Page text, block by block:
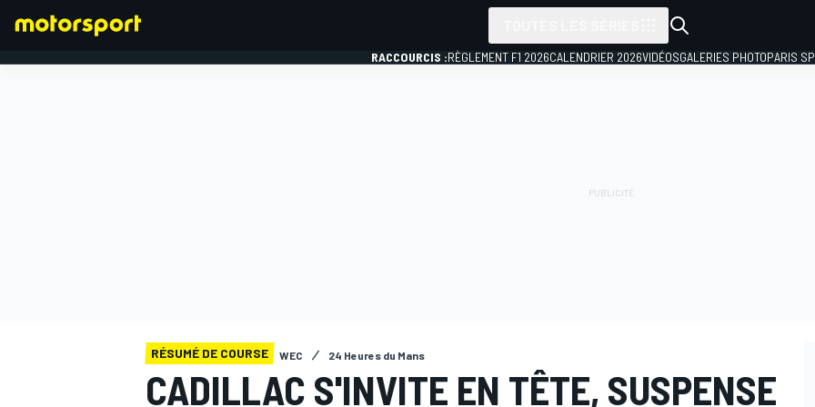
RACCOURCIS :RÈGLEMENT F1 2026CALENDRIER 2026VIDÉOSGALERIES PHOTOPARIS
RÉSUMÉ DE COURSE WEC 24 Heures du Mans
CADILLAC S'INVITE EN TÊTE, SUSPENSE